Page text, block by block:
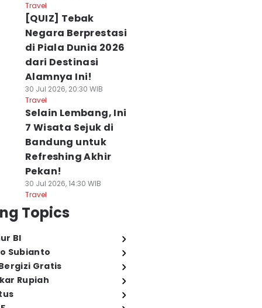
Travel
[QUIZ] Tebak
Negara Berprestasi
di Piala Dunia 2026
dari Destinasi
Alamnya Ini!
30 Jul 2026, 20:30 WIB
Travel
Selain Lembang, Ini
7 Wisata Sejuk di
Bandung untuk
Refreshing Akhir
Pekan!
30 Jul 2026, 14:30 WIB
Travel
Topics
BI
Subianto
Gratis
Rupiah